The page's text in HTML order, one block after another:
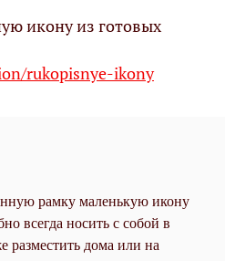
икону из готовых
rukopisnye-ikony
рамку маленькую икону
всегда носить с собой в
разместить дома или на